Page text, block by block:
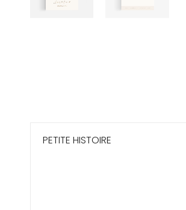
PETITE HISTOIRE